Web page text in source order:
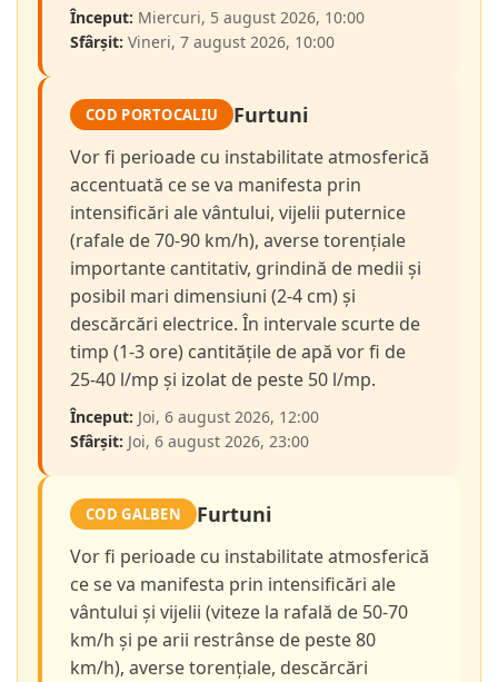
Început: Miercuri, 5 august 2026, 10:00
Sfârșit: Vineri, 7 august 2026, 10:00
COD PORTOCALIU Furtuni
Vor fi perioade cu instabilitate atmosferică
accentuată ce se va manifesta prin
intensificări ale vântului, vijelii puternice
(rafale de 70-90 km/h), averse torențiale
importante cantitativ, grindină de medii și
posibil mari dimensiuni (2-4 cm) și
descărcări electrice. În intervale scurte de
timp (1-3 ore) cantitățile de apă vor fi de
25-40 l/mp și izolat de peste 50 l/mp.
Început: Joi, 6 august 2026, 12:00
Sfârșit: Joi, 6 august 2026, 23:00
COD GALBEN Furtuni
Vor fi perioade cu instabilitate atmosferică
ce se va manifesta prin intensificări ale
vântului și vijelii (viteze la rafală de 50-70
km/h și pe arii restrânse de peste 80
km/h), averse torențiale, descărcări